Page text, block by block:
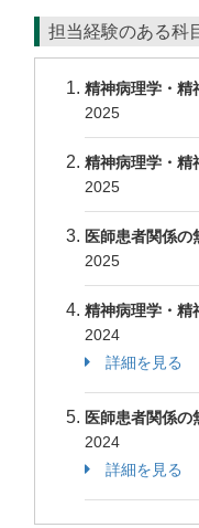
担当経験のある科
精神病理学・精
2025
精神病理学・精
2025
医師患者関係の
2025
精神病理学・精
2024
詳細を見る
医師患者関係の
2024
詳細を見る